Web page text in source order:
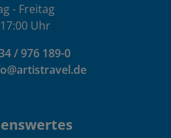
- Freitag
Uhr
/ 976 189-0